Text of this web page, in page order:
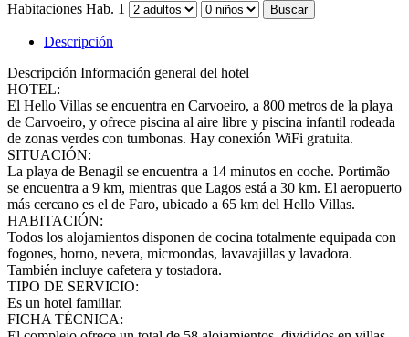
Habitaciones Hab. 1 Buscar
Descripción
Descripción Información general del hotel
HOTEL:
El Hello Villas se encuentra en Carvoeiro, a 800 metros de la playa
de Carvoeiro, y ofrece piscina al aire libre y piscina infantil rodeada
de zonas verdes con tumbonas. Hay conexión WiFi gratuita.
SITUACIÓN:
La playa de Benagil se encuentra a 14 minutos en coche. Portimão
se encuentra a 9 km, mientras que Lagos está a 30 km. El aeropuerto
más cercano es el de Faro, ubicado a 65 km del Hello Villas.
HABITACIÓN:
Todos los alojamientos disponen de cocina totalmente equipada con
fogones, horno, nevera, microondas, lavavajillas y lavadora.
También incluye cafetera y tostadora.
TIPO DE SERVICIO:
Es un hotel familiar.
FICHA TÉCNICA: